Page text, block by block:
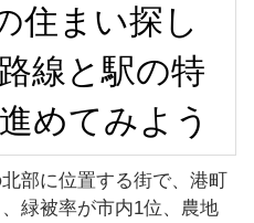
住まい探し
線と駅の特
めてみよう
部に位置する街で、港町
緑被率が市内1位、農地